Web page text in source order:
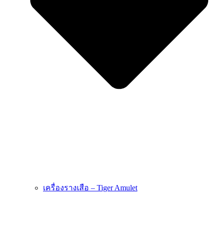
เครื่องรางเสือ – Tiger Amulet